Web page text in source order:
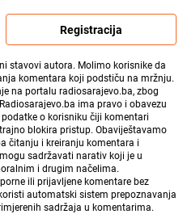
Registracija
stavovi autora. Molimo korisnike da
komentara koji podstiču na mržnju.
na portalu radiosarajevo.ba, zbog
ima pravo i obavezu
o korisniku čiji komentari
blokira pristup. Obaviještavamo
čitanju i kreiranju komentara i
sadržavati narativ koji je u
i drugim načelima.
ili prijavljene komentare bez
automatski sistem prepoznavanja
sadržaja u komentarima.